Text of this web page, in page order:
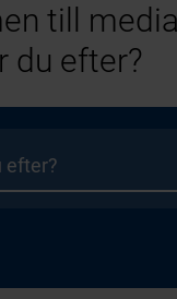
till
du efter?